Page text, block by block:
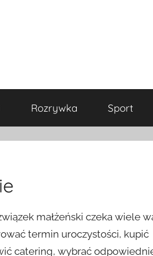
Rozrywka Sport
małżeński czeka wiele
termin uroczystości, kupić
catering, wybrać